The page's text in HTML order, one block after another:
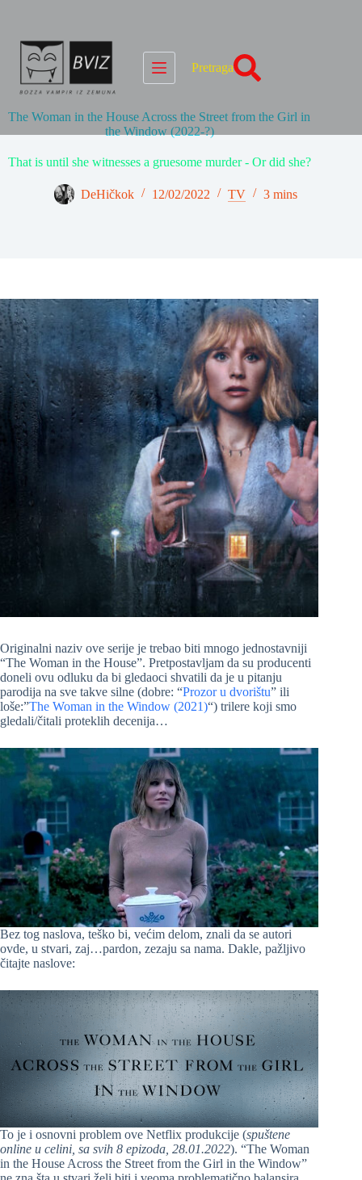
Pretraga
The Woman in the House Across the Street from the Girl in
the Window (2022-?)
That is until she witnesses a gruesome murder - Or did she?
DeHičkok 12/02/2022 TV 3 mins
Originalni naziv ove serije je trebao biti mnogo jednostavniji
“The Woman in the House”. Pretpostavljam da su producenti
doneli ovu odluku da bi gledaoci shvatili da je u pitanju
parodija na sve takve silne (dobre: “Prozor u dvorištu” ili
loše:”The Woman in the Window (2021)“) trilere koji smo
gledali/čitali proteklih decenija…
Bez tog naslova, teško bi, većim delom, znali da se autori
ovde, u stvari, zaj…pardon, zezaju sa nama. Dakle, pažljivo
čitajte naslove:
To je i osnovni problem ove Netflix produkcije (spuštene
online u celini, sa svih 8 epizoda, 28.01.2022). “The Woman
in the House Across the Street from the Girl in the Window”